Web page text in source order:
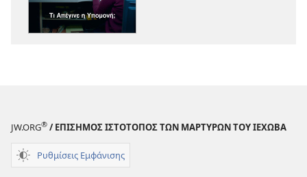
JW.ORG® / ΕΠΙΣΗΜΟΣ ΙΣΤΟΤΟΠΟΣ ΤΩΝ ΜΑΡΤΥΡΩΝ ΤΟΥ ΙΕΧΩΒΑ
Ρυθμίσεις Εμφάνισης